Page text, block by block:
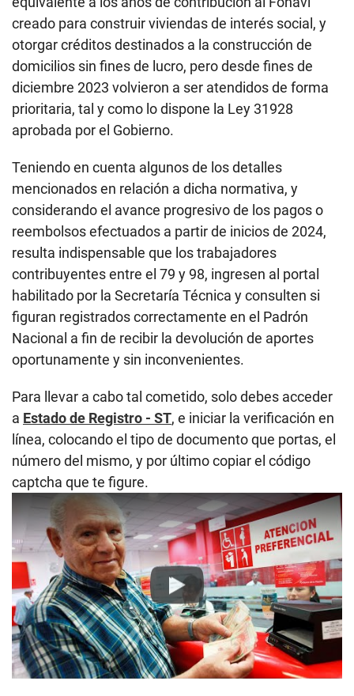
creado para construir viviendas de interés social, y
otorgar créditos destinados a la construcción de
domicilios sin fines de lucro, pero desde fines de
diciembre 2023 volvieron a ser atendidos de forma
prioritaria, tal y como lo dispone la Ley 31928
aprobada por el Gobierno.
Teniendo en cuenta algunos de los detalles
mencionados en relación a dicha normativa, y
considerando el avance progresivo de los pagos o
reembolsos efectuados a partir de inicios de 2024,
resulta indispensable que los trabajadores
contribuyentes entre el 79 y 98, ingresen al portal
habilitado por la Secretaría Técnica y consulten si
figuran registrados correctamente en el Padrón
Nacional a fin de recibir la devolución de aportes
oportunamente y sin inconvenientes.
Para llevar a cabo tal cometido, solo debes acceder
a Estado de Registro - ST, e iniciar la verificación en
línea, colocando el tipo de documento que portas, el
número del mismo, y por último copiar el código
captcha que te figure.
Play